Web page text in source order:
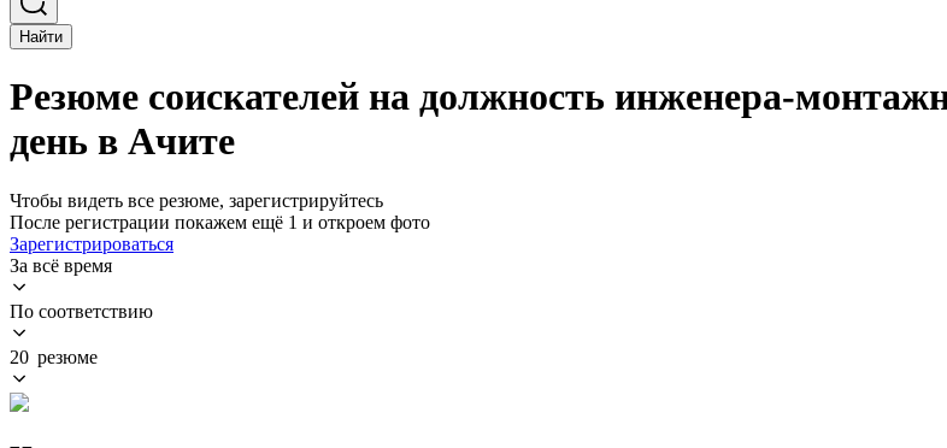
Найти
Резюме соискателей на должность инженера-
день в Ачите
Чтобы видеть все резюме, зарегистрируйтесь
После регистрации покажем ещё 1 и откроем фото
Зарегистрироваться
За всё время
По соответствию
20 резюме